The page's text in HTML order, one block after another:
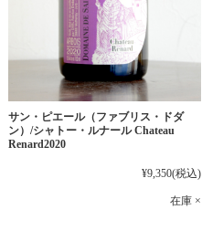
サン・ピエール（ファブリス・ドダ
ン）/シャトー・ルナール Chateau
Renard2020
¥9,350(税込)
在庫 ×